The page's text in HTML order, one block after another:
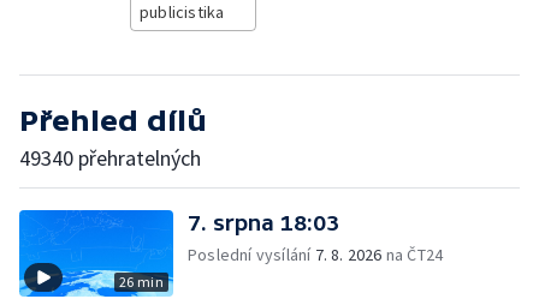
publicistika
Přehled dílů
49340 přehratelných
26 min
7. srpna 18:03
Poslední vysílání 7. 8. 2026 na ČT24